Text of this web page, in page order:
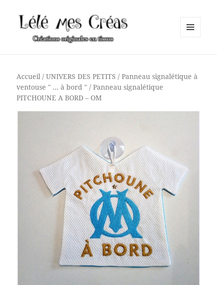
Accueil /UNIVERS DES PETITS /Panneau signalétique à
ventouse " ... à bord " / Panneau signalétique
PITCHOUNE A BORD – OM